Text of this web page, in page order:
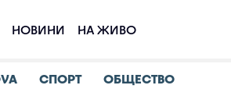
НОВИНИ НА ЖИВО
СПОРТ ОБЩЕСТВО